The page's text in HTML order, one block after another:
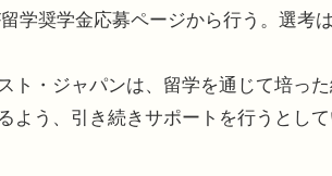
学奨学金応募ページから行う。選考
・ジャパンは、留学を通じて培っ
う、引き続きサポートを行うとして